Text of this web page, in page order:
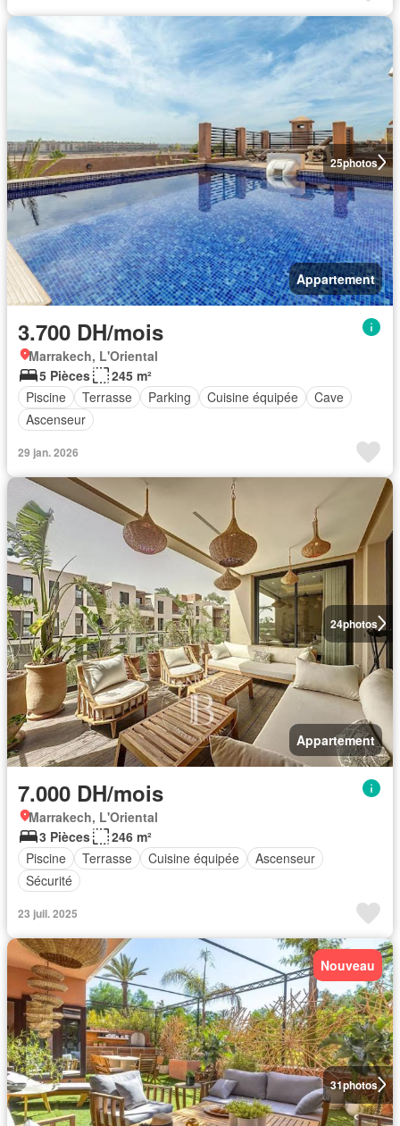
25photos
Appartement
3.700 DH/mois
Marrakech, L'Oriental
5 Pièces
245 m²
Piscine
Terrasse Parking Cuisine équipée
Cave
Ascenseur
29 jan. 2026
24photos
Appartement
7.000 DH/mois
Marrakech, L'Oriental
3 Pièces
246 m²
Piscine
Terrasse Cuisine équipée
Ascenseur
Sécurité
23 juil. 2025
31photos
Nouveau